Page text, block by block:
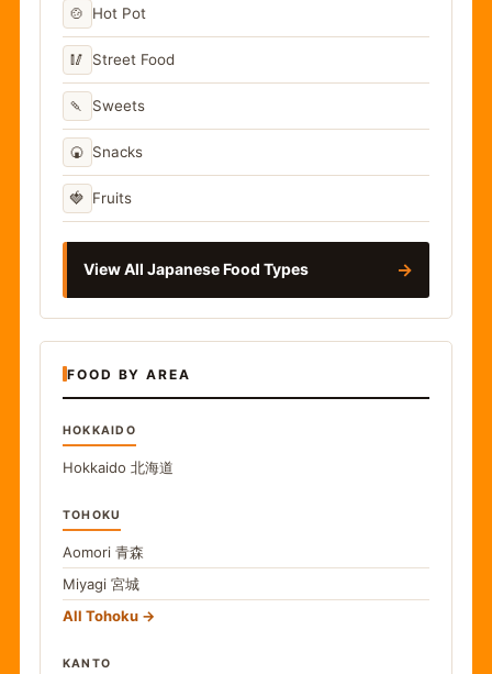
🍲 Hot Pot
🥢 Street Food
🍡 Sweets
🍘 Snacks
🍓 Fruits
View All Japanese Food Types →
FOOD BY AREA
HOKKAIDO
Hokkaido 北海道
TOHOKU
Aomori 青森
Miyagi 宮城
All Tohoku
KANTO